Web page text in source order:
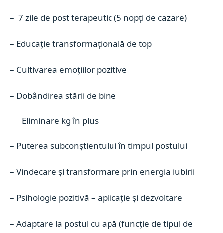
– 7 zile de post terapeutic (5 nopți de cazare)
– Educație transformațională de top
– Cultivarea emoțiilor pozitive
– Dobândirea stării de bine
Eliminare kg în plus
– Puterea subconștientului în timpul postului
– Vindecare și transformare prin energia iubirii
– Psihologie pozitivă – aplicație și dezvoltare
– Adaptare la postul cu apă (funcție de tipul de